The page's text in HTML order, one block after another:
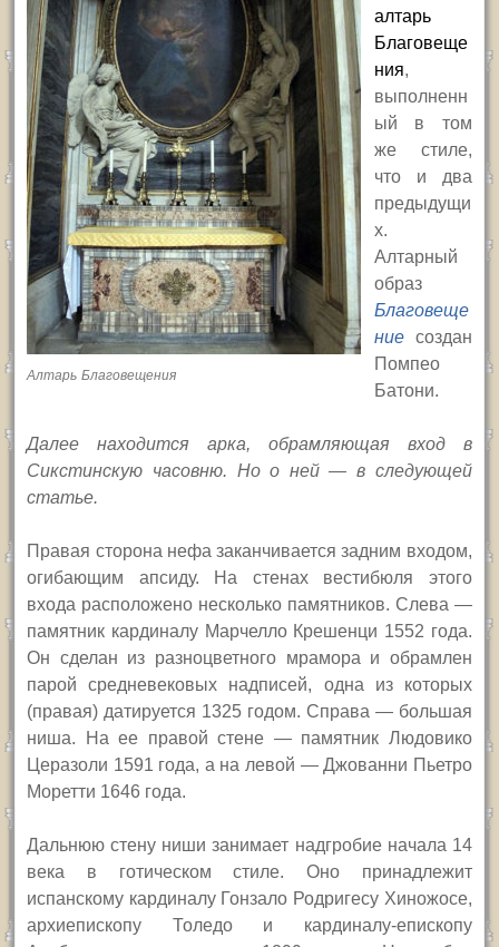
Алтарь Благовещения
алтарь
Благовеще
ния,
выполненн
ый в том
же стиле,
что и два
предыдущи
х.
Алтарный
образ
Благовеще
ние создан
Помпео
Батони.
Далее находится арка, обрамляющая вход в
Сикстинскую часовню. Но о ней — в следующей
статье.
Правая сторона нефа заканчивается задним входом,
огибающим апсиду. На стенах вестибюля этого
входа расположено несколько памятников. Слева —
памятник кардиналу Марчелло Крешенци 1552 года.
Он сделан из разноцветного мрамора и обрамлен
парой средневековых надписей, одна из которых
(правая) датируется 1325 годом. Справа — большая
ниша. На ее правой стене — памятник Людовико
Церазоли 1591 года, а на левой — Джованни Пьетро
Моретти 1646 года.
Дальнюю стену ниши занимает надгробие начала 14
века в готическом стиле. Оно принадлежит
испанскому кардиналу Гонзало Родригесу Хиножосе,
архиепископу Толедо и кардиналу-епископу